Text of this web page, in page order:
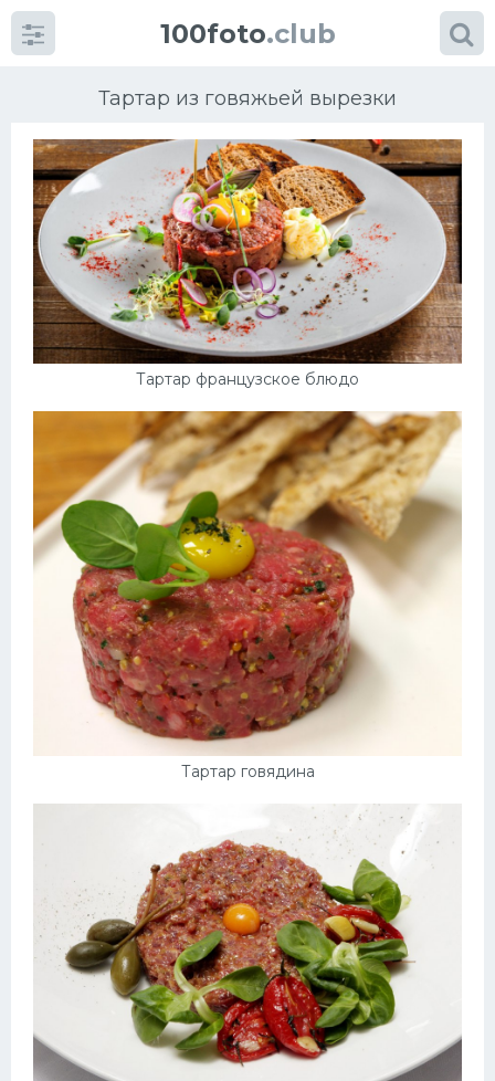
100foto.club
Тартар из говяжьей вырезки
Тартар французское блюдо
Тартар говядина
Категориикартинок
Супы
Мясные блюда
Печенье
Салат
Выпечка
Десерт
Напитки
Дизайн комнаты